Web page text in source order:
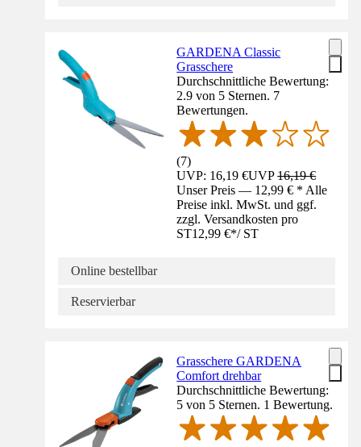
GARDENA Classic
Grasschere
Durchschnittliche Bewertung:
2.9 von 5 Sternen. 7
Bewertungen.
(7)
UVP: 16,19 €UVP16,19 €
Unser Preis — 12,99 € * Alle
Preise inkl. MwSt. und ggf.
zzgl. Versandkosten pro
ST12,99 €*/ ST
Online bestellbar
Reservierbar
Grasschere GARDENA
Comfort drehbar
Durchschnittliche Bewertung:
5 von 5 Sternen. 1 Bewertung.